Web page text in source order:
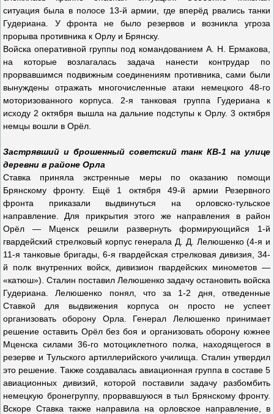
ситуация была в полосе 13-й армии, где вперёд рвались танки
Гудериана. У фронта не было резервов и возникла угроза
прорыва противника к Орлу и Брянску.
Войска оперативной группы под командованием А. Н. Ермакова,
на которые возлагалась задача нанести контрудар по
прорвавшимся подвижным соединениям противника, сами были
вынуждены отражать многочисленные атаки немецкого 48-го
моторизованного корпуса. 2-я танковая группа Гудериана к
исходу 2 октября вышла на дальние подступы к Орлу. 3 октября
немцы вошли в Орёл.
Застрявший и брошенный советский танк КВ-1 на улице
деревни в районе Орла
Ставка приняла экстренные меры по оказанию помощи
Брянскому фронту. Ещё 1 октября 49-й армии Резервного
фронта приказали выдвинуться на орловско-тульское
направление. Для прикрытия этого же направления в район
Орёл — Мценск решили развернуть формирующийся 1-й
гвардейский стрелковый корпус генерала Д. Д. Лелюшенко (4-я и
11-я танковые бригады, 6-я гвардейская стрелковая дивизия, 34-
й полк внутренних войск, дивизион гвардейских минометов —
«катюш»). Сталин поставил Лелюшенко задачу остановить войска
Гудериана. Лелюшенко понял, что за 1-2 дня, отведенные
Ставкой для выдвижения корпуса он просто не успеет
организовать оборону Орла. Генерал Лелюшенко принимает
решение оставить Орёл без боя и организовать оборону южнее
Мценска силами 36-го мотоциклетного полка, находящегося в
резерве и Тульского артиллерийского училища. Сталин утвердил
это решение. Также создавалась авиационная группа в составе 5
авиационных дивизий, которой поставили задачу разбомбить
немецкую бронегруппу, прорвавшуюся в тыл Брянскому фронту.
Вскоре Ставка также направила на орловское направление, в